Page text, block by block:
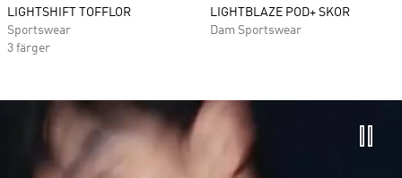
LIGHTSHIFT TOFFLOR
Sportswear
3 färger
LIGHTBLAZE POD+ SKOR
Dam Sportswear